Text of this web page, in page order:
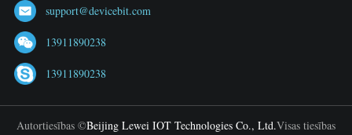
support@devicebit.com
13911890238
13911890238
Autortiesības ©Beijing Lewei IOT Technologies Co., Ltd.Visas tiesības